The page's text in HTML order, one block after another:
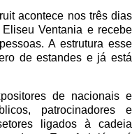
acontece nos três dias
Ventania e recebe
A estrutura esse
de estandes e já está
de nacionais e
patrocinadores e
ligados à cadeia